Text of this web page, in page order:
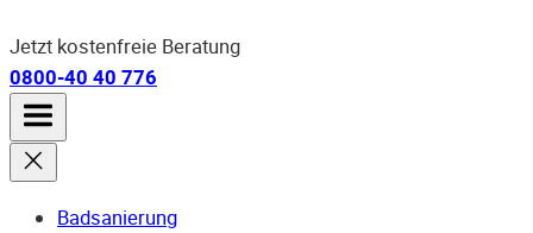
Jetzt kostenfreie Beratung
0800-40 40 776
Badsanierung